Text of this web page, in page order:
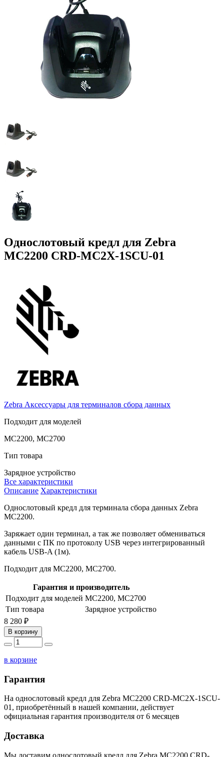
Однослотовый кредл для Zebra
MC2200 CRD-MC2X-1SCU-01
Zebra Аксессуары для терминалов сбора данных
Подходит для моделей
MC2200, MC2700
Тип товара
Зарядное устройство
Все характеристики
Описание Характеристики
Однослотовый кредл для терминала сбора данных Zebra
MC2200.
Заряжает один терминал, а так же позволяет обмениваться
данными с ПК по протоколу USB через интегрированный
кабель USB-A (1м).
Подходит для MC2200, MC2700.
Гарантия и производитель
Подходит для моделей MC2200, MC2700
Тип товара
Зарядное устройство
8 280 ₽
В корзину
в корзине
Гарантия
На однослотовый кредл для Zebra MC2200 CRD-MC2X-1SCU-
01, приобретённый в нашей компании, действует
официальная гарантия производителя от 6 месяцев
Доставка
Мы доставим однослотовый кредл для Zebra MC2200 CRD-